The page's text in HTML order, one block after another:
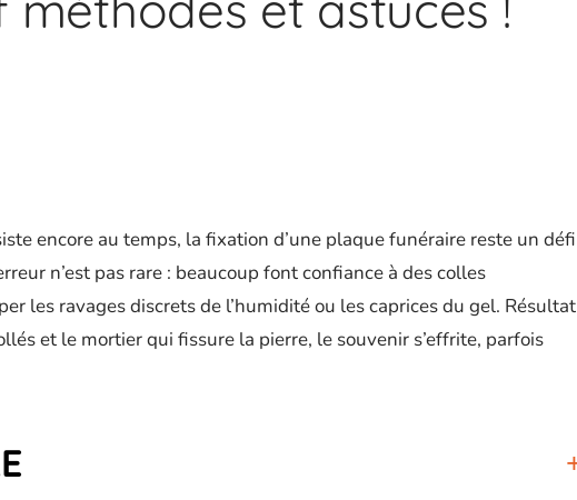
encore au temps, la fixation d’une plaque funéraire reste un défi
n’est pas rare : beaucoup font confiance à des colles
les ravages discrets de l’humidité ou les caprices du gel. Résultat
et le mortier qui fissure la pierre, le souvenir s’effrite, parfois